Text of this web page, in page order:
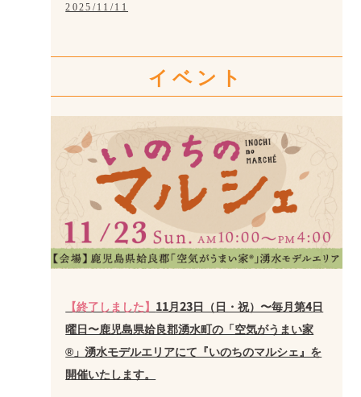
2025/11/11
イベント
【終了しました】 11月23日（日・祝）〜毎月第4日
曜日〜鹿児島県姶良郡湧水町の「空気がうまい家
®」湧水モデルエリアにて『いのちのマルシェ』を
開催いたします。